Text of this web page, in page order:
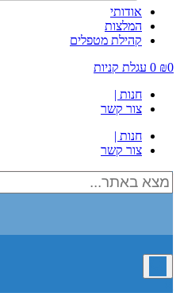
אודותי
המלצות
קהילת מטפלים
₪0
0 עגלת קניות
חנות |
צור קשר
חנות |
צור קשר